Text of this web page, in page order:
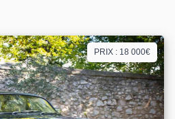
PRIX : 18 000€